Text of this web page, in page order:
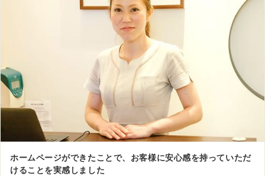
ホームページができたことで、お客様に安心感を持っていただ
けることを実感しました